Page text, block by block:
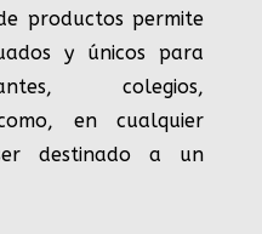
productos permite
y únicos para
colegios,
en cualquier
destinado a un